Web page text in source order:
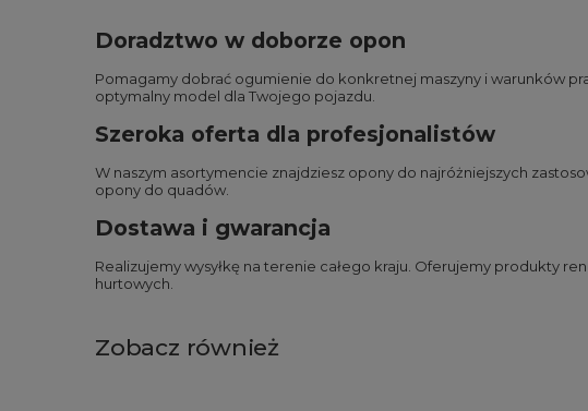
Doradztwo w doborze opon
Pomagamy dobrać ogumienie do konkretnej maszyny i warunków
optymalny model dla Twojego pojazdu.
Szeroka oferta dla profesjonalistów
W naszym asortymencie znajdziesz opony do najróżniejszych
opony do quadów
Dostawa i gwarancja
Realizujemy wysyłkę na terenie całego kraju. Oferujemy produkty
hurtowych.
Zobacz również